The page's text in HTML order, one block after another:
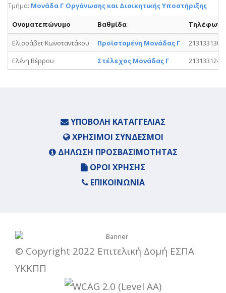
Τμήμα: Μονάδα Γ Οργάνωσης και Διοικητικής Υποστήριξης
Ονοματεπώνυμο Βαθμίδα Τηλέφωνο
Ελισσάβετ Κωνσταντάκου Προϊσταμένη Μονάδας Γ
2131331301
Ελένη Βέρρου
Στέλεχος Μονάδας Γ 2131331244
ΥΠΟΒΟΛΉ ΚΑΤΑΓΓΕΛΊΑΣ
ΧΡΉΣΙΜΟΙ ΣΎΝΔΕΣΜΟΙ
ΔΉΛΩΣΗ ΠΡΟΣΒΑΣΙΜΌΤΗΤΑΣ
ΌΡΟΙ ΧΡΉΣΗΣ
ΕΠΙΚΟΙΝΩΝΊΑ
© Copyright 2022 Επιτελική Δομή ΕΣΠΑ
ΥΚΚΠΠ